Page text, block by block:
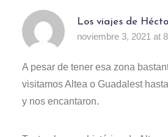
Los viajes de
noviembre 3, 2021 at
A pesar de tener esa zona
visitamos Altea o Guadalest
y nos encantaron.